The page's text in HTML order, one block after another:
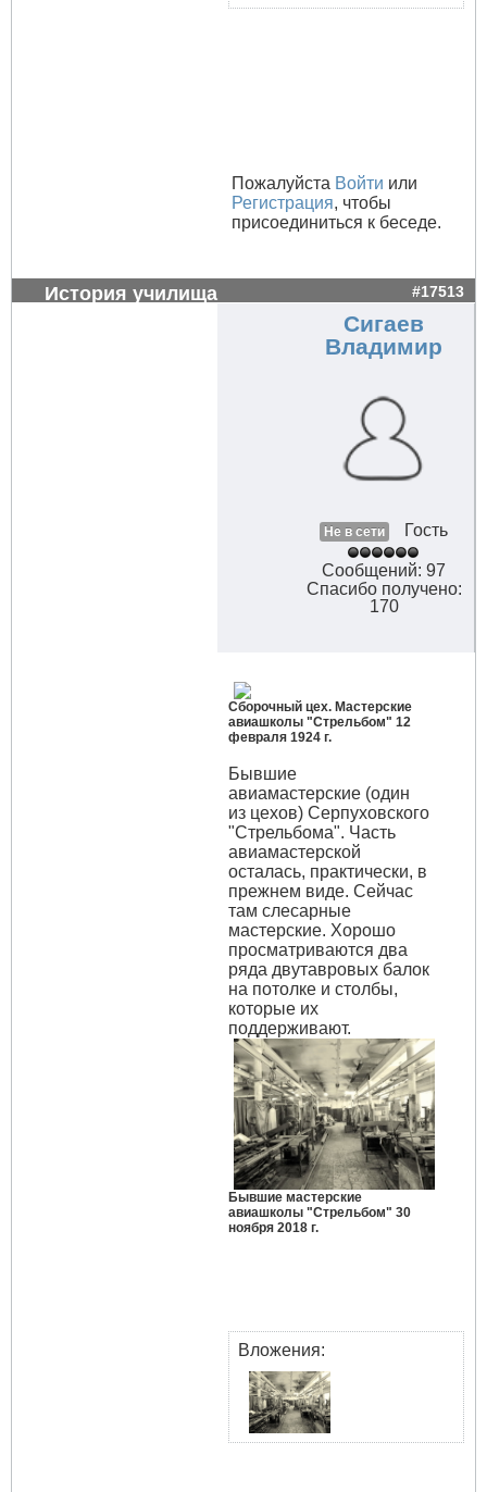
Пожалуйста Войти или
Регистрация, чтобы
присоединиться к беседе.
История училища #17513
Сигаев
Владимир
Не в сети Гость
Сообщений: 97
Спасибо получено:
170
Сборочный цех. Мастерские
авиашколы "Стрельбом" 12
февраля 1924 г.
Бывшие
авиамастерские (один
из цехов) Серпуховского
"Стрельбома". Часть
авиамастерской
осталась, практически, в
прежнем виде. Сейчас
там слесарные
мастерские. Хорошо
просматриваются два
ряда двутавровых балок
на потолке и столбы,
которые их
поддерживают.
Бывшие мастерские
авиашколы "Стрельбом" 30
ноября 2018 г.
Вложения: